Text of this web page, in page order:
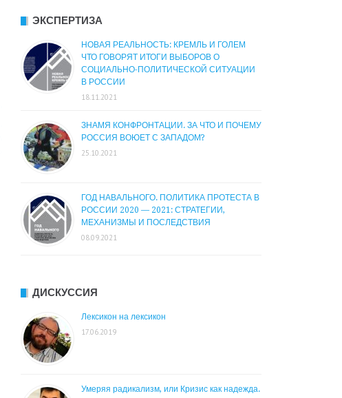
ЭКСПЕРТИЗА
НОВАЯ РЕАЛЬНОСТЬ: КРЕМЛЬ И ГОЛЕМ
ЧТО ГОВОРЯТ ИТОГИ ВЫБОРОВ О
СОЦИАЛЬНО-ПОЛИТИЧЕСКОЙ СИТУАЦИИ
В РОССИИ
18.11.2021
ЗНАМЯ КОНФРОНТАЦИИ. ЗА ЧТО И ПОЧЕМУ
РОССИЯ ВОЮЕТ С ЗАПАДОМ?
25.10.2021
ГОД НАВАЛЬНОГО. ПОЛИТИКА ПРОТЕСТА В
РОССИИ 2020 — 2021: СТРАТЕГИИ,
МЕХАНИЗМЫ И ПОСЛЕДСТВИЯ
08.09.2021
ДИСКУССИЯ
Лексикон на лексикон
17.06.2019
Умеряя радикализм, или Кризис как надежда.